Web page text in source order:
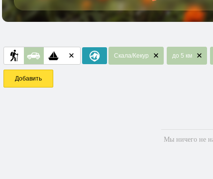
Скала/Кекур до 5 км
Добавить
Мы ничего не